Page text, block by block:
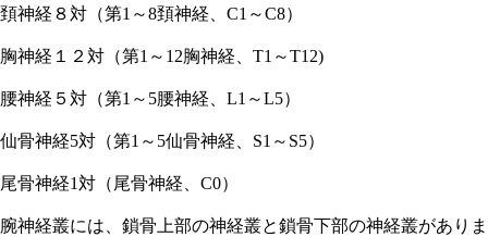
頚神経８対（第1～8頚神経、C1～C8）
胸神経１２対（第1～12胸神経、T1～T12)
腰神経５対（第1～5腰神経、L1～L5）
仙骨神経5対（第1～5仙骨神経、S1～S5）
尾骨神経1対（尾骨神経、C0）
腕神経叢には、鎖骨上部の神経叢と鎖骨下部の神経叢がありま